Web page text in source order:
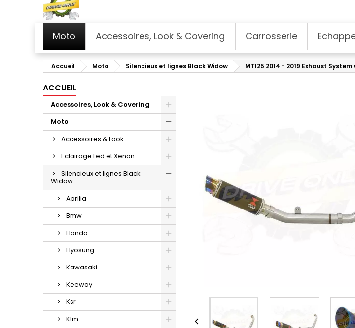
Moto Accessoires, Look & Covering Carrosserie
Accueil Moto Silencieux et lignes Black Widow MT125 2014 - 2019 Exhaust
ACCUEIL
Accessoires, Look & Covering
Moto
Accessoires & Look
Eclairage Led et Xenon
Silencieux et lignes Black
Widow
Aprilia
Bmw
Honda
Hyosung
Kawasaki
Keeway
Ksr
Ktm
